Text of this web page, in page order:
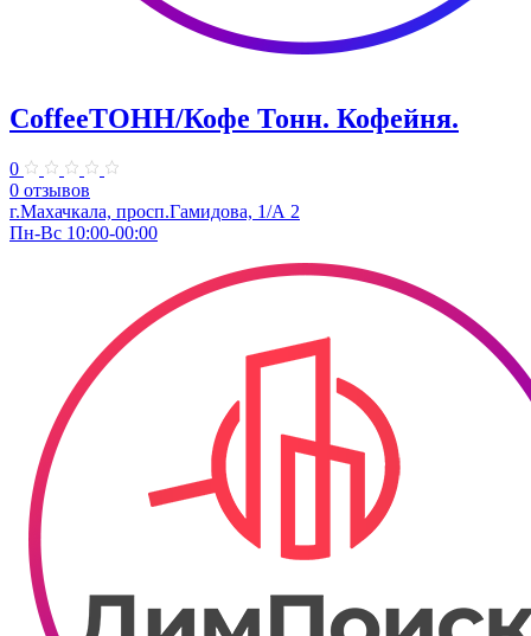
CoffeeТОНН/Кофе Тонн. Кофейня.
0
0 отзывов
г.Махачкала, просп.Гамидова, 1/А 2
Пн-Вс 10:00-00:00